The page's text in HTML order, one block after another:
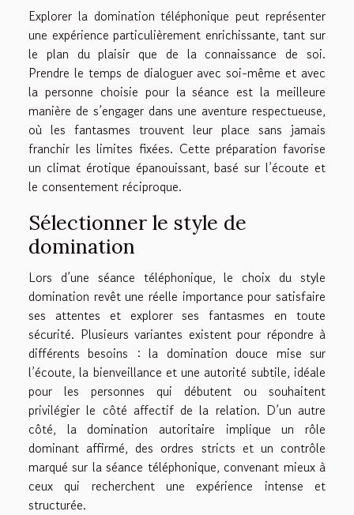
Explorer la domination téléphonique peut représenter
une expérience particulièrement enrichissante, tant sur
le plan du plaisir que de la connaissance de soi.
Prendre le temps de dialoguer avec soi-même et avec
la personne choisie pour la séance est la meilleure
manière de s’engager dans une aventure respectueuse,
où les fantasmes trouvent leur place sans jamais
franchir les limites fixées. Cette préparation favorise
un climat érotique épanouissant, basé sur l’écoute et
le consentement réciproque.
Sélectionner le style de
domination
Lors d’une séance téléphonique, le choix du style
domination revêt une réelle importance pour satisfaire
ses attentes et explorer ses fantasmes en toute
sécurité. Plusieurs variantes existent pour répondre à
différents besoins : la domination douce mise sur
l’écoute, la bienveillance et une autorité subtile, idéale
pour les personnes qui débutent ou souhaitent
privilégier le côté affectif de la relation. D’un autre
côté, la domination autoritaire implique un rôle
dominant affirmé, des ordres stricts et un contrôle
marqué sur la séance téléphonique, convenant mieux à
ceux qui recherchent une expérience intense et
structurée.